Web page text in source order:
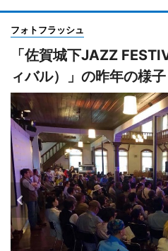
フォトフラッシュ
「佐賀城下JAZZ
ィバル）」の昨年の様子